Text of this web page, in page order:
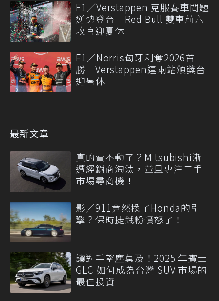
F1／Verstappen 克服賽車問題
逆勢登台 Red Bull 雙車前六
收官迎夏休
F1／Norris匈牙利奪2026首
勝 Verstappen連兩站頒獎台
迎暑休
最新文章
真的賣不動了？Mitsubishi漸
遭經銷商淘汰，並且專注二手
市場尋商機！
影／911竟然換了Honda的引
擎？保時捷鐵粉憤怒了！
讓對手望塵莫及！2025 年賓士
GLC 如何成為台灣 SUV 市場的
最佳投資